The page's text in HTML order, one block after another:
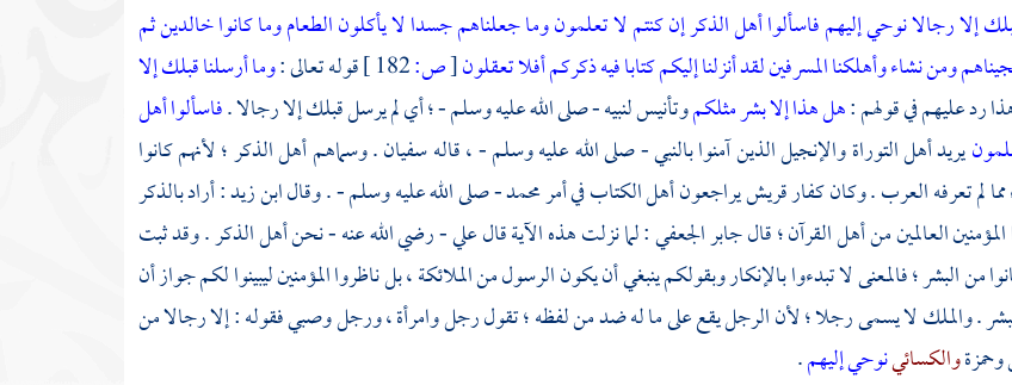
إلا رجالا نوحي إليهم فاسألوا أهل الذكر إن كنتم لا تعلمون وما جعلناهم جسدا لا يأكلون الطعام وما كانوا خالدين ثم
ومن نشاء وأهلكنا المسرفين لقد أنزلنا إليكم كتابا فيه ذكركم أفلا تعقلون[ص: قوله تعالى :وما أرسلنا قبلك إلا
رد عليهم في قولهم :هل هذا إلا بشر مثلكموتأنيس لنبيه - صلى الله عليه وسلم - ؛ أي لم يرسل قبلك إلا رجالا .فاسألوا أهل
يريد أهل التوراة والإنجيل الذين آمنوا بالنبي - صلى الله عليه وسلم - ، قالهسفيان. وسماهم أهل الذكر ؛ لأنهم كانوا
لم تعرفه العرب . وكان كفارقريشيراجعونأهل الكتابفي أمرمحمد- صلى الله عليه وسلم - . وقالابن زيد: أراد بالذكر
العالمين من أهل القرآن ؛ قالجابر الجعفي: لما نزلت هذه الآية قالعلي- رضي الله عنه - نحن أهل الذكر . وقد ثبت
من البشر ؛ فالمعنى لا تبدءوا بالإنكار وبقولكم ينبغي أن يكون الرسول من الملائكة ، بل ناظروا المؤمنين ليبينوا لكم جواز أن
. والملك لا يسمى رجلا ؛ لأن الرجل يقع على ما له ضد من لفظه ؛ تقول رجل وامرأة ، ورجل وصبي فقوله : إلا رجالا من
وحمزةوالكسائينوحي إليهم.